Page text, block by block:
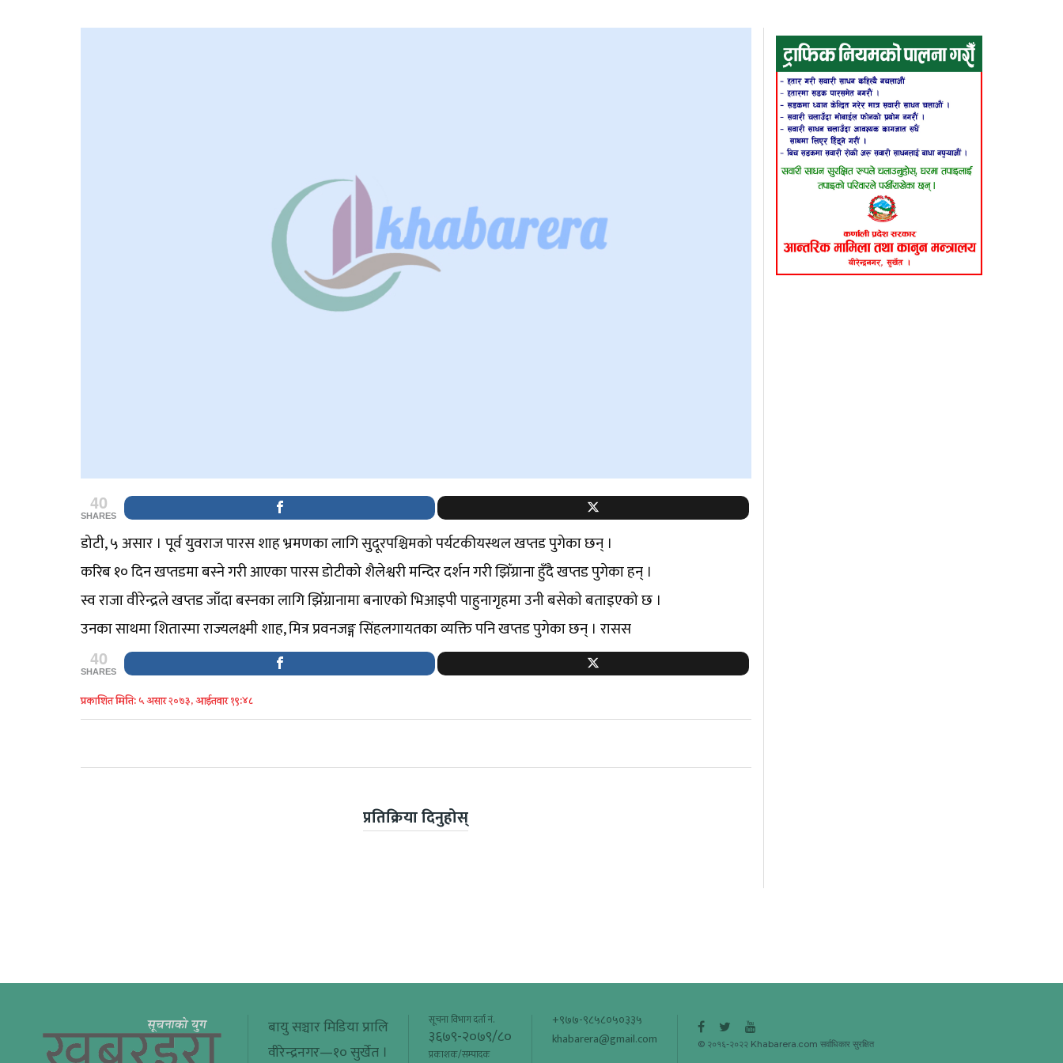
40
SHARES
डोटी, ५ असार । पूर्व युवराज पारस शाह भ्रमणका लागि सुदूरपश्चिमको पर्यटकीयस्थल खप्तड पुगेका छन् ।
करिब १० दिन खप्तडमा बस्ने गरी आएका पारस डोटीको शैलेश्वरी मन्दिर दर्शन गरी झिँग्राना हुँदै खप्तड पुगेका हन् ।
स्व राजा वीरेन्द्रले खप्तड जाँदा बस्नका लागि झिँग्रानामा बनाएको भिआइपी पाहुनागृहमा उनी बसेकाे बताइएको छ ।
उनका साथमा शितास्मा राज्यलक्ष्मी शाह, मित्र प्रवनजङ्ग सिंहलगायतका व्यक्ति पनि खप्तड पुगेका छन् । रासस
40
SHARES
प्रकाशित मिति: ५ असार २०७३, आईतवार १९:४८
प्रतिक्रिया दिनुहोस्
बायु सञ्चार मिडिया प्रालि
वीरेन्द्रनगर—१० सुर्खेत ।
सूचना विभाग दर्ता नं.
३६७९-२०७९/८०
प्रकाशक/सम्पादक
+९७७-९८५८०५०३३५
khabarera@gmail.com
© २०१६-२०२२ Khabarera.com सर्वाधिकार सुरक्षित